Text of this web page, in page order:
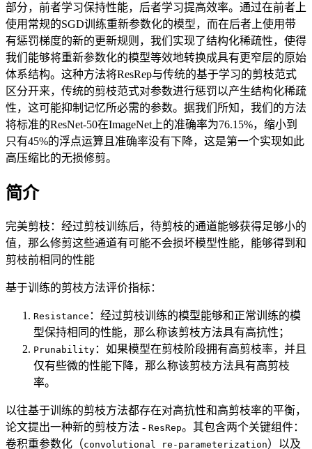
部分，前者学习保持性能，后者学习提高效率。通过在前者上
使用常规的SGD训练重新参数化的模型，而在后者上使用带
有惩罚梯度的新的更新规则，我们实现了结构化稀疏性，使得
我们能够将重新参数化的模型等效地转换成具有更窄层的原始
体系结构。这种方法将ResRep与传统的基于学习的剪枝范式
区分开来，传统的剪枝范式对参数进行惩罚以产生结构化稀疏
性，这可能抑制记忆所必需的参数。据我们所知，我们的方法
将标准的ResNet-50在ImageNet上的准确率为76.15%，缩小到
只有45%的浮点运算且准确率没有下降，这是第一个实现如此
高压缩比的无损修剪。
简介
完美剪枝：经过剪枝训练后，待剪枝的通道能够获得足够小的
值，那么修剪这些通道有可能不会损坏模型性能，能够得到和
剪枝前相同的性能
基于训练的剪枝方法评价指标：
Resistance ：经过剪枝训练的模型能够和正常训练的模
型保持相同的性能，那么称该剪枝方法具有高抗性；
Prunability ：如果模型在剪枝阶段拥有高剪枝率，并且
仅有些微的性能下降，那么称该剪枝方法具有高剪枝
率。
以往基于训练的剪枝方法都存在对高抗性和高剪枝率的平衡，
论文提出一种新的剪枝方法 - ResRep。其包含两个关键组件：
卷积重参数化（convolutional re-parameterization）以及